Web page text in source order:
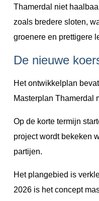
Thamerdal niet
zoals bredere sloten,
groenere en prettigere
De nieuwe
Het ontwikkelplan
Masterplan Thamerdal
Op de korte termijn
project wordt bekeken
partijen.
Het plangebied is
2026 is het concept